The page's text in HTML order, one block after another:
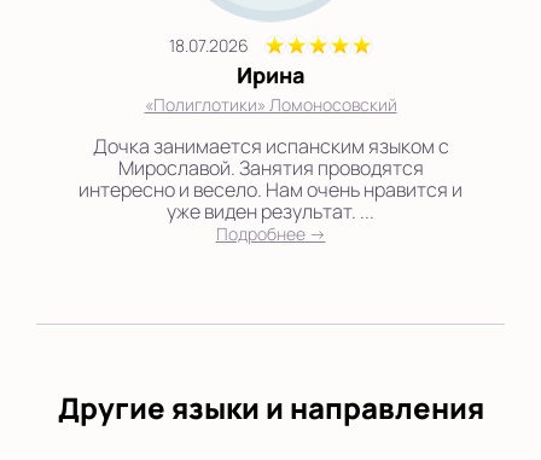
18.07.2026
Ирина
«Полиглотики» Ломоносовский
Дочка занимается испанским языком с
Мирославой. Занятия проводятся
интересно и весело. Нам очень нравится и
уже виден результат. ...
Подробнее →
Другие языки и направления